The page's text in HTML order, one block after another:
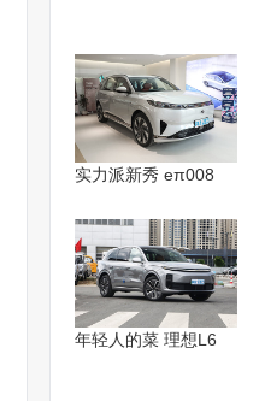
实力派新秀 eπ008
年轻人的菜 理想L6